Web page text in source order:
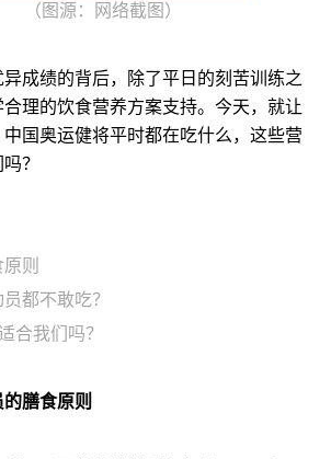
（图源：网络截图）
成绩的背后，除了平日的刻苦训练之
理的饮食营养方案支持。今天，就让
国奥运健将平时都在吃什么，这些营
？
则
都不敢吃？
合我们吗？
膳食原则